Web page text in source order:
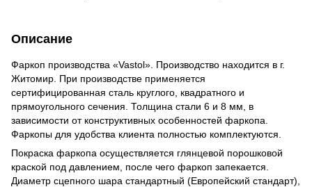
Описание
Фаркоп производства «Vastol». Производство находится в г.
Житомир. При производстве применяется
сертифицированная сталь круглого, квадратного и
прямоугольного сечения. Толщина стали 6 и 8 мм, в
зависимости от конструктивных особенностей фаркопа.
Фаркопы для удобства клиента полностью комплектуются.
Покраска фаркопа осуществляется глянцевой порошковой
краской под давлением, после чего фаркоп запекается.
Диаметр сцепного шара стандартный (Европейский стандарт),